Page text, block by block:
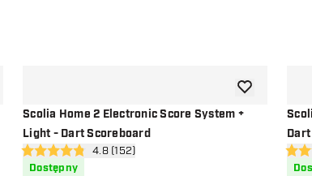
do listy życzeń
Scolia Home 2 Electronic Score System +
Light - Dart Scoreboard
otwórz panel recenzji
4.8 gwiazdki oceny4.8 (152)
Dostępny
dodaj do listy
4.5